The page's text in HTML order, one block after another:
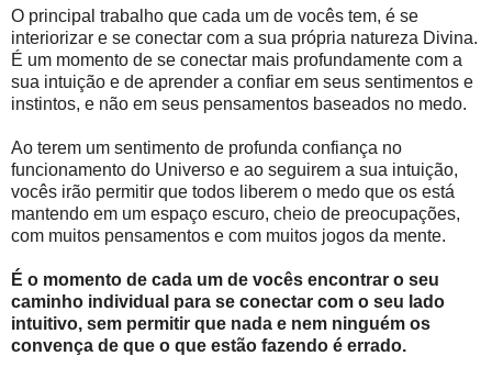
O principal trabalho que cada um de vocês tem, é se
interiorizar e se conectar com a sua própria natureza Divina.
É um momento de se conectar mais profundamente com a
sua intuição e de aprender a confiar em seus sentimentos e
instintos, e não em seus pensamentos baseados no medo.
Ao terem um sentimento de profunda confiança no
funcionamento do Universo e ao seguirem a sua intuição,
vocês irão permitir que todos liberem o medo que os está
mantendo em um espaço escuro, cheio de preocupações,
com muitos pensamentos e com muitos jogos da mente.
É o momento de cada um de vocês encontrar o seu
caminho individual para se conectar com o seu lado
intuitivo, sem permitir que nada e nem ninguém os
convença de que o que estão fazendo é errado.